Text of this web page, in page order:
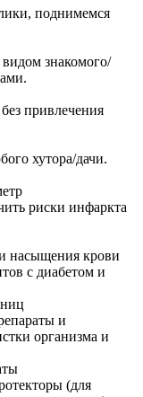
поднимемся
знакомого/
привлечения
хутора/дачи.
риски инфаркта
насыщения крови
с диабетом и
и
организма и
(для